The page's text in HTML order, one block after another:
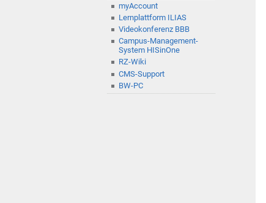
myAccount
Lernplattform ILIAS
Videokonferenz BBB
Campus-Management-
System HISinOne
RZ-Wiki
CMS-Support
BW-PC